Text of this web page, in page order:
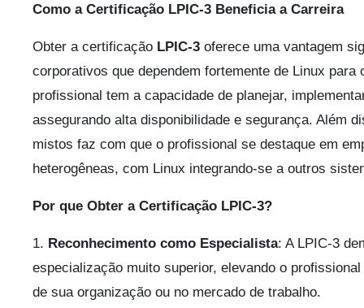
Como a Certificação LPIC-3 Beneficia a Carreira
Obter a certificação LPIC-3 oferece uma vantagem
corporativos que dependem fortemente de Linux
profissional tem a capacidade de planejar,
assegurando alta disponibilidade e segurança. Além
mistos faz com que o profissional se destaque em
heterogêneas, com Linux integrando-se a outros
Por que Obter a Certificação LPIC-3?
1. Reconhecimento como Especialista: A LPIC-3
especialização muito superior, elevando o
de sua organização ou no mercado de trabalho.